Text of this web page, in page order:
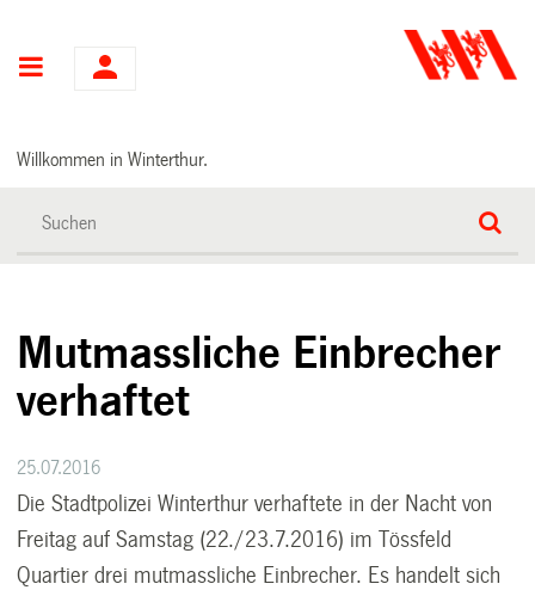
Hauptnavigation
Willkommen in Winterthur.
Mutmassliche Einbrecher
verhaftet
25.07.2016
Die Stadtpolizei Winterthur verhaftete in der Nacht von
Freitag auf Samstag (22./23.7.2016) im Tössfeld
Quartier drei mutmassliche Einbrecher. Es handelt sich